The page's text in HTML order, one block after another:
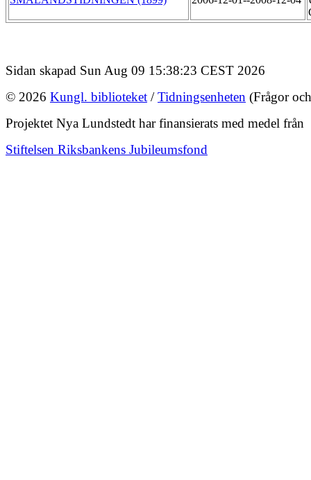
Sidan skapad Sun Aug 09 15:38:23 CEST 2026
© 2026 Kungl. biblioteket /Tidningsenheten (Frågor
Projektet Nya Lundstedt har finansierats med medel från
Stiftelsen Riksbankens Jubileumsfond